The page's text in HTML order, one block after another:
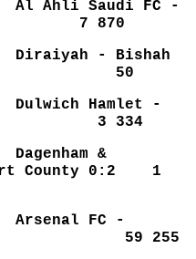
Ahli Saudi FC -
7 870
- Bishah
50
Hamlet -
4:1 3 334
&
County 0:2 1
FC -
59 255